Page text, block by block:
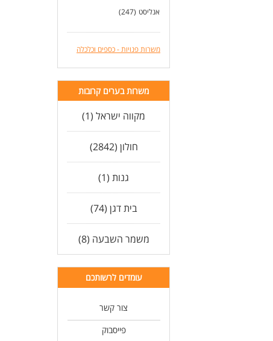
אנליסט (247)
משרות פנויות - כספים וכלכלה
משרות בערים קרובות
מקווה ישראל (1)
חולון (2842)
גנות (1)
בית דגן (74)
משמר השבעה (8)
עומדים לרשותכם
צור קשר
פייסבוק